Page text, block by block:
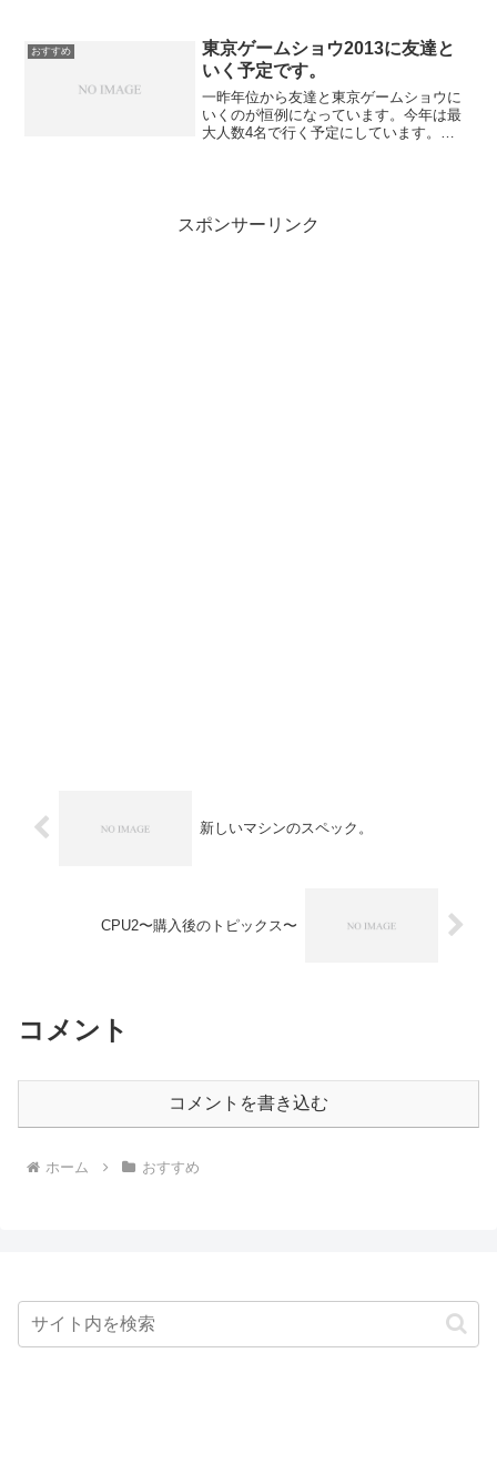
奥、山口少佐のお墓の前あたりで、手を
合わせました。墓標の並ぶ...
おすすめ
東京ゲームショウ2013に友達と
いく予定です。
一昨年位から友達と東京ゲームショウに
いくのが恒例になっています。今年は最
大人数4名で行く予定にしています。
スポンサーリンク
新しいマシンのスペック。
CPU2〜購入後のトピックス〜
コメント
コメントを書き込む
ホーム おすすめ